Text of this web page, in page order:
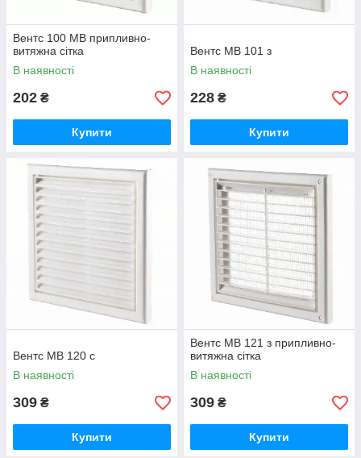
Вентс 100 МВ припливно-
витяжна сітка
В наявності
202 ₴
Купити
Вентс МВ 101 з
В наявності
228 ₴
Купити
Вентс МВ 120 с
В наявності
309 ₴
Купити
Вентс МВ 121 з припливно-
витяжна сітка
В наявності
309 ₴
Купити